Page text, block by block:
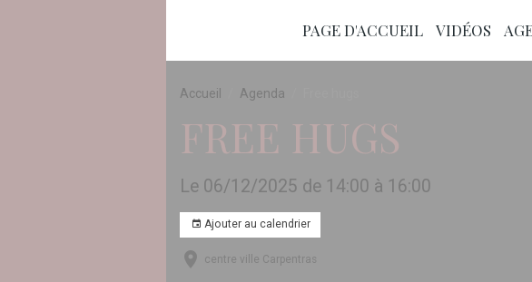
PAGE D'ACCUEIL VIDÉOS
Accueil Agenda
FREE HUGS
Le 06/12/2025 de 14:00 à 16:00
Ajouter au calendrier
centre ville Carpentras